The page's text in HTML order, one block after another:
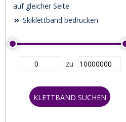
auf gleicher Seite
Skiklettband bedrucken
zu
KLETTBAND SUCHEN